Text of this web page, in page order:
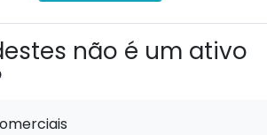
não é um ativo